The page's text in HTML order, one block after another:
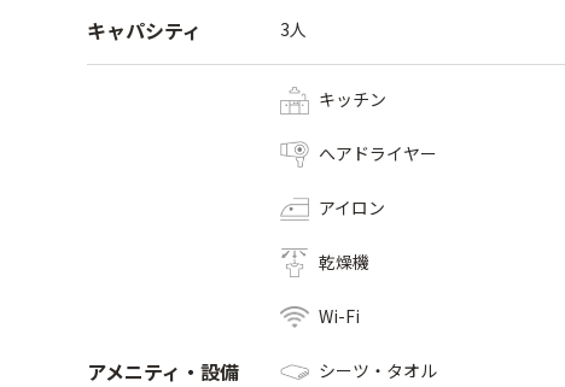
キャパシティ 3人
アメニティ・設備
キッチン
へアドライヤー
アイロン
乾燥機
Wi-Fi
シーツ・タオル